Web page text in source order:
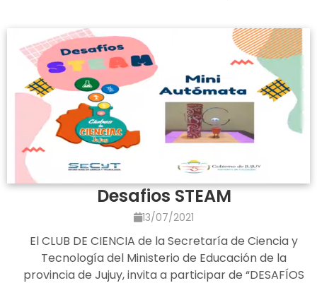
Desafios STEAM
13/07/2021
El CLUB DE CIENCIA de la Secretaría de Ciencia y
Tecnología del Ministerio de Educación de la
provincia de Jujuy, invita a participar de “DESAFÍOS